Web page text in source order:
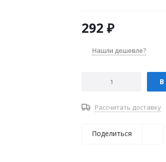
292 ₽
Нашли дешевле?
В
Рассчитать доставку
Поделиться